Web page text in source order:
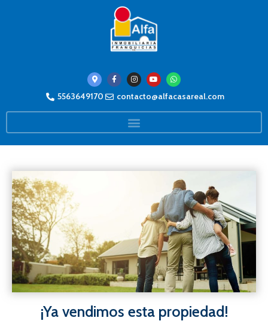
5563649170 contacto@alfacasareal.com
¡Ya vendimos esta propiedad!